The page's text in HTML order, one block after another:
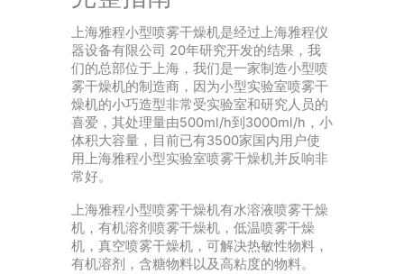
上海雅程小型喷雾干燥机是经过上海雅程仪
器设备有限公司 20年研究开发的结果，我
们的总部位于上海，我们是一家制造小型喷
雾干燥机的制造商，因为小型实验室喷雾干
燥机的小巧造型非常受实验室和研究人员的
喜爱，其处理量由500ml/h到3000ml/h，小
体积大容量，目前已有3500家国内用户使
用上海雅程小型实验室喷雾干燥机并反响非
常好。
上海雅程小型喷雾干燥机有水溶液喷雾干燥
机，有机溶剂喷雾干燥机，低温喷雾干燥
机，真空喷雾干燥机，可解决热敏性物料，
有机溶剂，含糖物料以及高粘度的物料。